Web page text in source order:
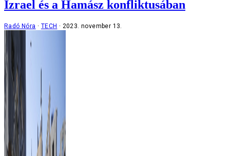
Izrael és a Hamász konfliktusában
Radó Nóra TECH 2023. november 13.